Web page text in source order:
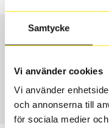
Samtycke
Vi använder cookies
Vi använder
och annonserna till
för sociala medier
Däcktyp
Vinter
1231